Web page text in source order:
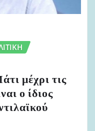
μέχρι τις
ο ίδιος